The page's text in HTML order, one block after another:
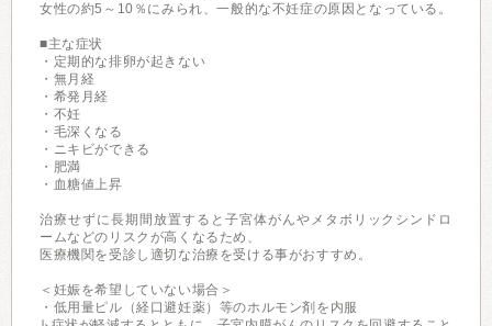
女性の約5～10％にみられ、一般的な不妊症の原因となっている。
■主な症状
・定期的な排卵が起きない
・無月経
・希発月経
・不妊
・毛深くなる
・ニキビができる
・肥満
・血糖値上昇
治療せずに長期間放置すると子宮体がんやメタボリックシンドロ
ームなどのリスクが高くなるため、
医療機関を受診し適切な治療を受ける事がおすすめ。
＜妊娠を希望していない場合＞
・低用量ピル（経口避妊薬）等のホルモン剤を内服